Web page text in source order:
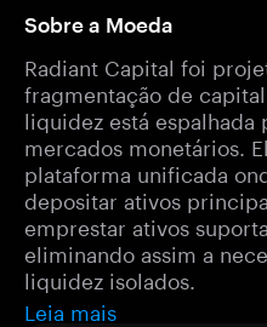
Sobre a Moeda
Radiant Capital foi
fragmentação de
liquidez está espalhada
mercados monetários.
plataforma unificada
depositar ativos
emprestar ativos
eliminando assim a
liquidez isolados.
Leia mais